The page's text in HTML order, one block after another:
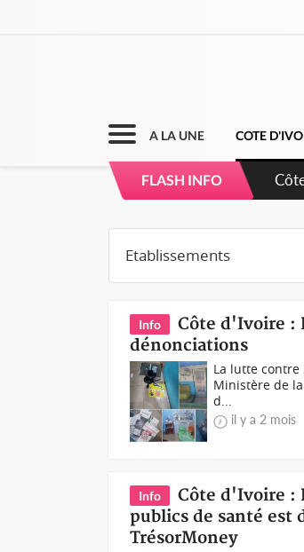
A LA UNE COTE
FLASH INFO
Info
Côte d'Ivoire :
dénonciations
La lutte contre
Ministère de
d...
il y a 2 mois
Info
Côte d'Ivoire :
publics de santé est
TrésorMoney